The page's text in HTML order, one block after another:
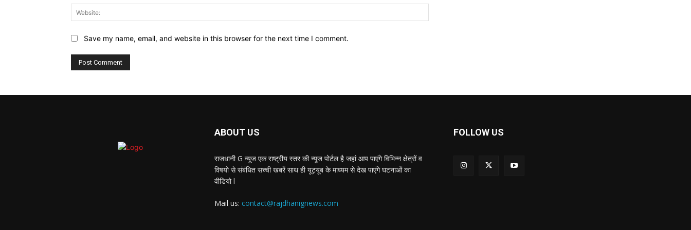
Save my name, email, and website in this browser for the next time I comment.
ABOUT US
राजधानी G न्यूज एक राष्ट्रीय स्तर की न्यूज पोर्टल है जहां आप पाएंगे विभिन्न क्षेत्रों व
विषयो से संबंधित सच्ची खबरें साथ ही यूट्यूब के माध्यम से देख पाएंगे घटनाओं का
वीडियो l
Mail us: contact@rajdhanignews.com
FOLLOW US